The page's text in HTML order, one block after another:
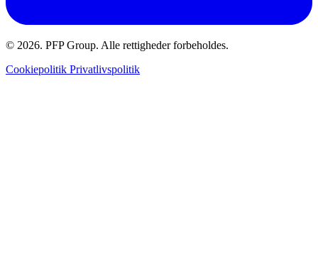
© 2026. PFP Group. Alle rettigheder forbeholdes.
Cookiepolitik Privatlivspolitik